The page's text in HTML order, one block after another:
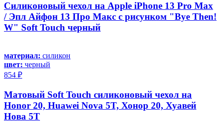
Силиконовый чехол на Apple iPhone 13 Pro Max
/ Эпл Айфон 13 Про Макс с рисунком "Bye Then!
W" Soft Touch черный
материал: силикон
цвет: черный
854 ₽
Матовый Soft Touch силиконовый чехол на
Honor 20, Huawei Nova 5T, Хонор 20, Хуавей
Нова 5Т